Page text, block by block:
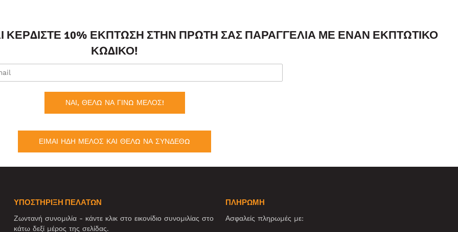
ΚΕΡΔΊΣΤΕ 10% ΈΚΠΤΩΣΗ ΣΤΗΝ ΠΡΏΤΗ ΣΑΣ ΠΑΡΑΓΓΕΛΊΑ ΜΕ ΈΝΑΝ ΕΚΠΤΩΤΙΚΌ
ΚΩΔΙΚΌ!
ΝΑΙ, ΘΕΛΩ ΝΑ ΓΙΝΩ ΜΕΛΟΣ!
ΕΙΜΑΙ ΗΔΗ ΜΕΛΟΣ ΚΑΙ ΘΕΛΩ ΝΑ ΣΥΝΔΕΘΩ
ΥΠΟΣΤΗΡΙΞΗ ΠΕΛΑΤΩΝ
Ζωντανή συνομιλία - κάντε κλικ στο εικονίδιο συνομιλίας στο
κάτω δεξί μέρος της σελίδας.
ΠΛΗΡΩΜΗ
Ασφαλείς πληρωμές με: